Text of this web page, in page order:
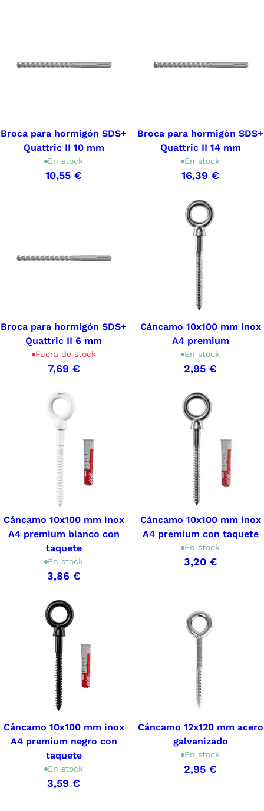
Broca para hormigón SDS+
Quattric II 10 mm
En stock
10,55 €
Broca para hormigón SDS+
Quattric II 14 mm
En stock
16,39 €
Broca para hormigón SDS+
Quattric II 6 mm
Fuera de stock
7,69 €
Cáncamo 10x100 mm inox
A4 premium
En stock
2,95 €
Cáncamo 10x100 mm inox
A4 premium blanco con
taquete
En stock
3,86 €
Cáncamo 10x100 mm inox
A4 premium con taquete
En stock
3,20 €
Cáncamo 10x100 mm inox
A4 premium negro con
taquete
En stock
3,59 €
Cáncamo 12x120 mm acero
galvanizado
En stock
2,95 €